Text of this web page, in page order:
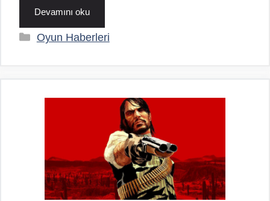
Devamını oku
Kategoriler
Oyun Haberleri